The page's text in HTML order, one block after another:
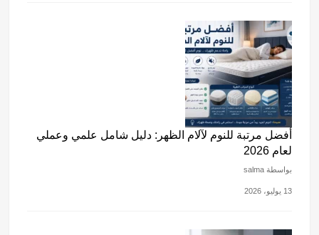
أفضل مرتبة للنوم لآلام الظهر: دليل شامل علمي وعملي
لعام 2026
بواسطة salma
13 يوليو، 2026